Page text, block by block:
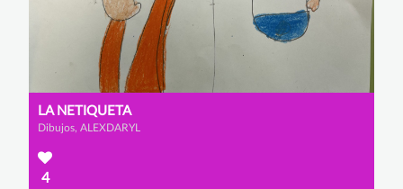
LA NETIQUETA
Dibujos, ALEXDARYL
4